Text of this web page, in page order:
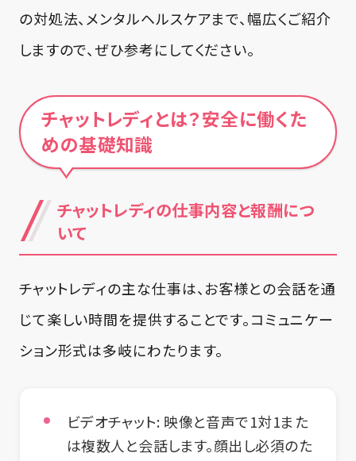
の対処法、メンタルヘルスケアまで、幅広くご紹介
しますので、ぜひ参考にしてください。
チャットレディとは？安全に働くた
めの基礎知識
チャットレディの仕事内容と報酬につ
いて
チャットレディの主な仕事は、お客様との会話を通
じて楽しい時間を提供することです。コミュニケー
ション形式は多岐にわたります。
ビデオチャット: 映像と音声で1対1また
は複数人と会話します。顔出し必須のた